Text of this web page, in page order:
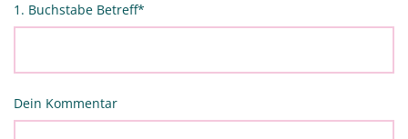
1. Buchstabe Betreff*
Dein Kommentar